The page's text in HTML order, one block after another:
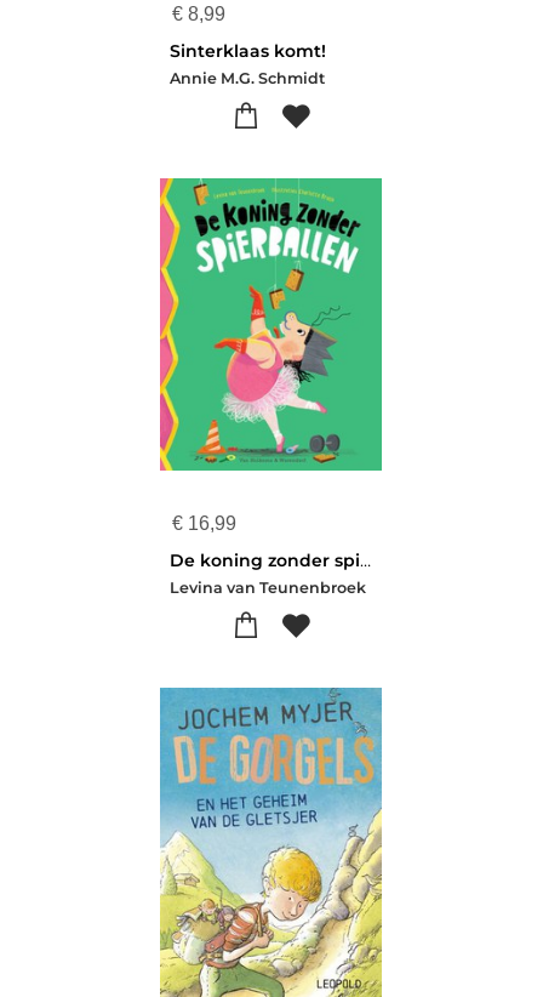
€ 8,99
Sinterklaas komt!
Annie M.G. Schmidt
€ 16,99
De koning zonder spierballen
Levina van Teunenbroek